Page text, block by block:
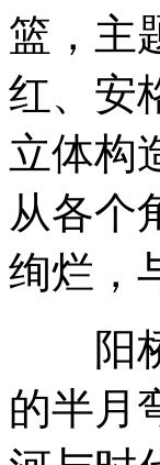
篮，主
红、安
立体构
从各个
绚烂，
阳桥
的半月